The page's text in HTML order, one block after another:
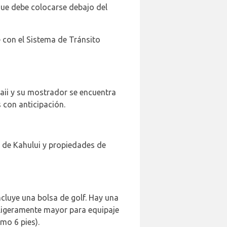
debe colocarse debajo del
el Sistema de Tránsito
y su mostrador se encuentra
con anticipación.
Kahului y propiedades de
una bolsa de golf. Hay una
mayor para equipaje
6 pies).